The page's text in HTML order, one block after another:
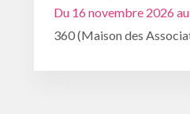
Du 16 novembre 2026
360 (Maison des